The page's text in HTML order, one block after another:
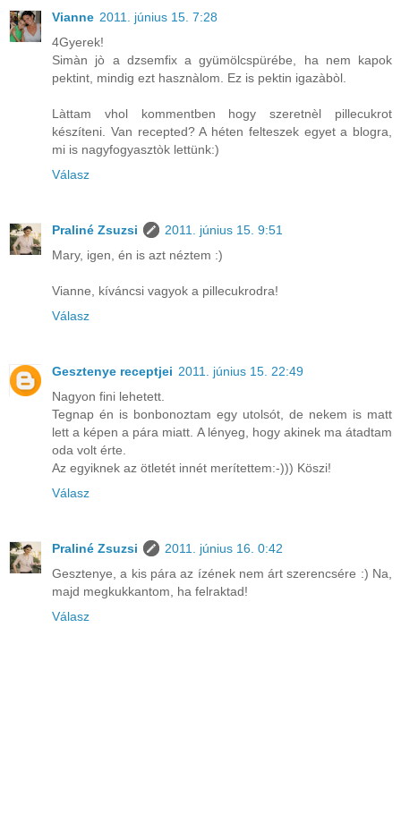
Vianne 2011. június 15. 7:28
4Gyerek!
Simàn jò a dzsemfix a gyümölcspürébe, ha nem kapok
pektint, mindig ezt hasznàlom. Ez is pektin igazàbòl.
Làttam vhol kommentben hogy szeretnèl pillecukrot
készíteni. Van recepted? A héten felteszek egyet a blogra,
mi is nagyfogyasztòk lettünk:)
Válasz
Praliné Zsuzsi
2011. június 15. 9:51
Mary, igen, én is azt néztem :)
Vianne, kíváncsi vagyok a pillecukrodra!
Válasz
Gesztenye receptjei 2011. június 15. 22:49
Nagyon fini lehetett.
Tegnap én is bonbonoztam egy utolsót, de nekem is matt
lett a képen a pára miatt. A lényeg, hogy akinek ma átadtam
oda volt érte.
Az egyiknek az ötletét innét merítettem:-))) Köszi!
Válasz
Praliné Zsuzsi
2011. június 16. 0:42
Gesztenye, a kis pára az ízének nem árt szerencsére :) Na,
majd megkukkantom, ha felraktad!
Válasz